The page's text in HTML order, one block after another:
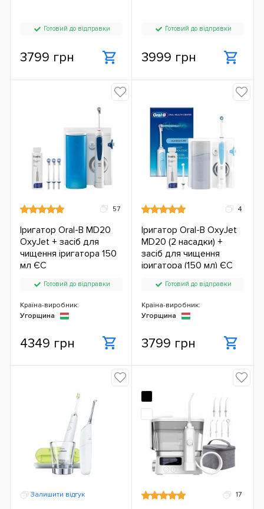
Готовий до відправки
3799 грн
Готовий до відправки
3999 грн
57
Іригатор Oral-B MD20
OxyJet + засіб для
чищення іригатора 150
мл ЄС
Готовий до відправки
Країна-виробник:
Угорщина
4349 грн
4
Іригатор Oral-B OxyJet
MD20 (2 насадки) +
засіб для чищення
іригатора (150 мл) ЄС
Готовий до відправки
Країна-виробник:
Угорщина
3799 грн
Залишити відгук 17